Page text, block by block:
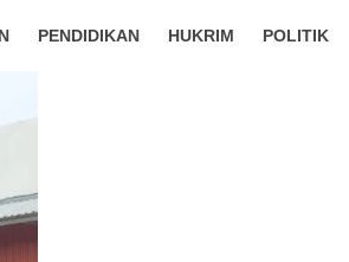
PENDIDIKAN HUKRIM POLITIK